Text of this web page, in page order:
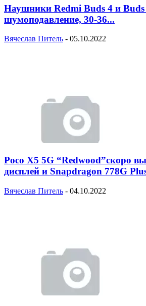
Наушники Redmi Buds 4 и Buds
шумоподавление, 30-36...
Вячеслав Питель - 05.10.2022
Poco X5 5G “Redwood”скоро
дисплей и Snapdragon 778G
Вячеслав Питель - 04.10.2022